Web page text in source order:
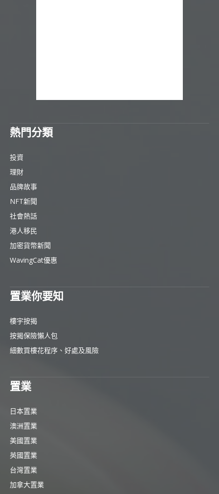
熱門分類
投資
理財
品牌故事
NFT新聞
社會熱話
港人移民
加密貨幣新聞
WavingCat優惠
置業你要知
樓宇按揭
按揭保險懶人包
細數買樓花程序、好處及風險
置業
日本置業
澳洲置業
美國置業
英國置業
台灣置業
加拿大置業